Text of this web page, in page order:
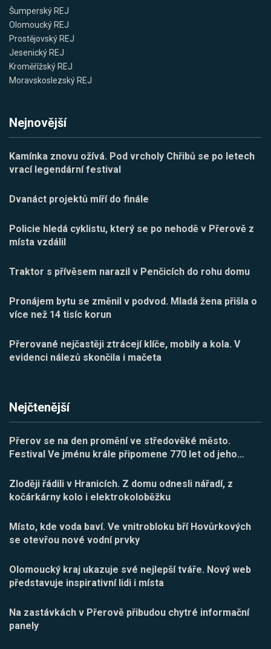
Šumperský REJ
Olomoucký REJ
Prostějovský REJ
Jesenický REJ
Kroměřížský REJ
Moravskoslezský REJ
Nejnovější
Kamínka znovu ožívá. Pod vrcholy Chřibů se po letech
vrací legendární festival
Dvanáct projektů míří do finále
Policie hledá cyklistu, který se po nehodě v Přerově z
místa vzdálil
Traktor s přívěsem narazil v Penčicích do rohu domu
Pronájem bytu se změnil v podvod. Mladá žena přišla o
více než 14 tisíc korun
Přerované nejčastěji ztrácejí klíče, mobily a kola. V
evidenci nálezů skončila i mačeta
Nejčtenější
Přerov se na den promění ve středověké město.
Festival Ve jménu krále připomene 770 let od jeho…
Zloději řádili v Hranicích. Z domu odnesli nářadí, z
kočárkárny kolo i elektrokoloběžku
Místo, kde voda baví. Ve vnitrobloku bří Hovůrkových
se otevřou nové vodní prvky
Olomoucký kraj ukazuje své nejlepší tváře. Nový web
představuje inspirativní lidi i místa
Na zastávkách v Přerově přibudou chytré informační
panely